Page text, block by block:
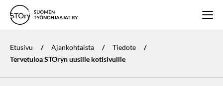
Etusivu / Ajankohtaista / Tiedote
/
Tervetuloa STOryn uusille kotisivuille